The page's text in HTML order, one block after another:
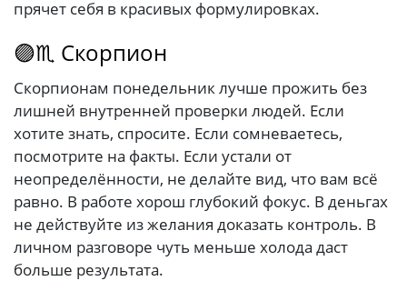
прячет себя в красивых формулировках.
🟣♏ Скорпион
Скорпионам понедельник лучше прожить без
лишней внутренней проверки людей. Если
хотите знать, спросите. Если сомневаетесь,
посмотрите на факты. Если устали от
неопределённости, не делайте вид, что вам всё
равно. В работе хорош глубокий фокус. В деньгах
не действуйте из желания доказать контроль. В
личном разговоре чуть меньше холода даст
больше результата.